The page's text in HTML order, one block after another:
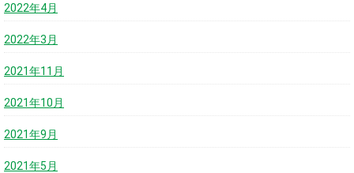
2022年4月
2022年3月
2021年11月
2021年10月
2021年9月
2021年5月